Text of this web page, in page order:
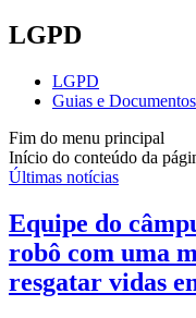
LGPD
LGPD
Guias e Documentos
Fim do menu principal
Início do conteúdo da
Últimas notícias
Equipe do
robô com uma
resgatar vidas